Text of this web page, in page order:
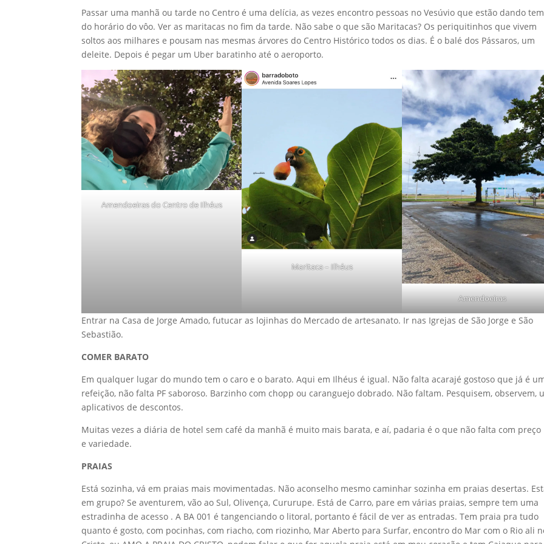
Passar uma manhã ou tarde no Centro é uma delícia, as vezes encontro pessoas no Vesúvio que estão dando
do horário do vôo. Ver as maritacas no fim da tarde. Não sabe o que são Maritacas? Os periquitinhos que vivem
soltos aos milhares e pousam nas mesmas árvores do Centro Histórico todos os dias. É o balé dos Pássaros, um
deleite. Depois é pegar um Uber baratinho até o aeroporto.
Amendoeiras do Centro de Ilhéus
Maritaca – Ilhéus
Amendoeiras
Entrar na Casa de Jorge Amado, futucar as lojinhas do Mercado de artesanato. Ir nas Igrejas de São Jorge e São
Sebastião.
COMER BARATO
Em qualquer lugar do mundo tem o caro e o barato. Aqui em Ilhéus é igual. Não falta acarajé gostoso que já é
refeição, não falta PF saboroso. Barzinho com chopp ou caranguejo dobrado. Não faltam. Pesquisem, observem,
aplicativos de descontos.
Muitas vezes a diária de hotel sem café da manhã é muito mais barata, e aí, padaria é o que não falta com preço
e variedade.
PRAIAS
Está sozinha, vá em praias mais movimentadas. Não aconselho mesmo caminhar sozinha em praias desertas.
em grupo? Se aventurem, vão ao Sul, Olivença, Cururupe. Está de Carro, pare em várias praias, sempre tem uma
estradinha de acesso . A BA 001 é tangenciando o litoral, portanto é fácil de ver as entradas. Tem praia pra tudo
quanto é gosto, com pocinhas, com riacho, com riozinho, Mar Aberto para Surfar, encontro do Mar com o Rio ali